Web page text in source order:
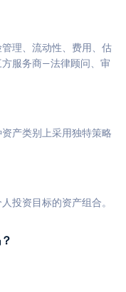
理、流动性、费用、估
服务商—法律顾问、审
产类别上采用独特策略
投资目标的资产组合。